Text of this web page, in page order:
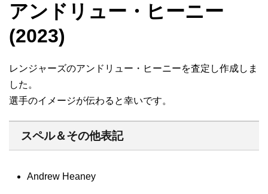
アンドリュー・ヒーニー
(2023)
レンジャーズのアンドリュー・ヒーニーを査定し作成しま
した。
選手のイメージが伝わると幸いです。
スペル＆その他表記
Andrew Heaney